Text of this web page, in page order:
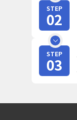
STEP
02
STEP
03